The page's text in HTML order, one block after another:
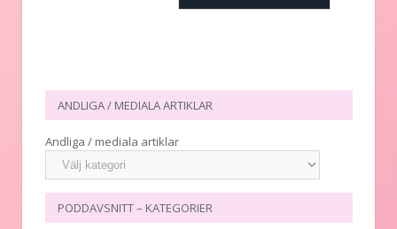
ANDLIGA / MEDIALA ARTIKLAR
Andliga / mediala artiklar
PODDAVSNITT – KATEGORIER